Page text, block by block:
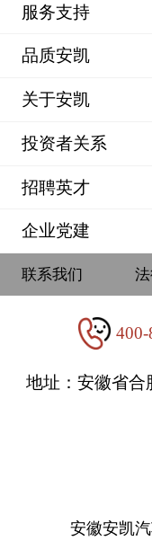
服务支持
品质安凯
关于安凯
投资者关系
招聘英才
企业党建
联系我们
400-
地址：安徽省合
安徽安凯